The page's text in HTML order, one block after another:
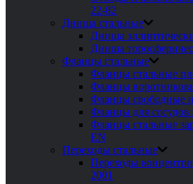
22-82
Днища стальные
Днища
Днища
Фланцы стальные
Фланцы стальные
Фланцы
Фланцы свободные
Фланцы для сосудов
Фланцы стальные
EN
Переходы стальные
Переходы
2001